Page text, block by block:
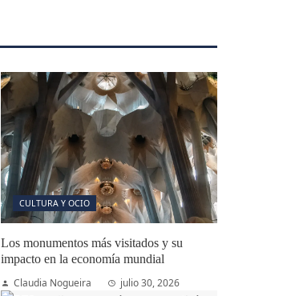
CULTURA Y OCIO
Los monumentos más visitados y su
impacto en la economía mundial
Claudia Nogueira
julio 30, 2026